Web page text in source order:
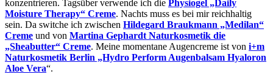
konzentrieren. Tagsüber verwende ich die Physiogel „Daily
Moisture Therapy“ Creme. Nachts muss es bei mir reichhaltig
sein. Da switche ich zwischen Hildegard Braukmann „Medilan“
Creme und von Martina Gephardt Naturkosmetik die
„Sheabutter“ Creme. Meine momentane Augencreme ist von i+m
Naturkosmetik Berlin „Hydro Perform Augenbalsam Hyaloron
Aloe Vera“.